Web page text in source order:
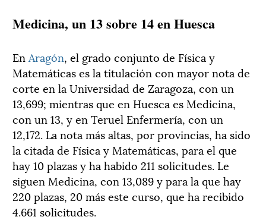
Medicina, un 13 sobre 14 en Huesca
En Aragón, el grado conjunto de Física y
Matemáticas es la titulación con mayor nota de
corte en la Universidad de Zaragoza, con un
13,699; mientras que en Huesca es Medicina,
con un 13, y en Teruel Enfermería, con un
12,172. La nota más altas, por provincias, ha sido
la citada de Física y Matemáticas, para el que
hay 10 plazas y ha habido 211 solicitudes. Le
siguen Medicina, con 13,089 y para la que hay
220 plazas, 20 más este curso, que ha recibido
4.661 solicitudes.